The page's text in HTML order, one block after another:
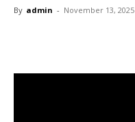
By admin - November 13, 2025